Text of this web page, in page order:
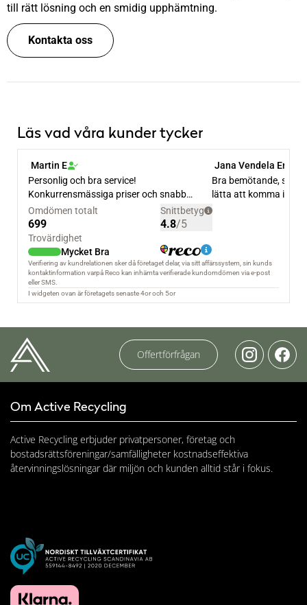
till rätt lösning och en smidig upphämtning.
Kontakta oss
Läs vad våra kunder tycker
Offertförfrågan
Om Active Recycling
Active Recycling erbjuder privatpersoner, företag och
bostadsrättsföreningar/samfälligheter kostnadseffektiva
återvinningslösningar där miljön och kunden alltid står i fokus.